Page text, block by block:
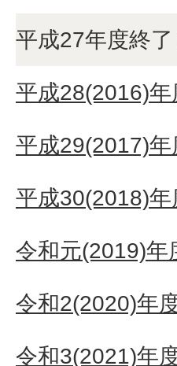
平成27年度終
平成28(2016)
平成29(2017)
平成30(2018)
令和元(2019)年
令和2(2020)年
令和3(2021)年